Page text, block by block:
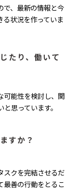
で、最新の情報と今
る状況を作っていま
たり、働いて
可能性を検討し、関
思っています。
すか？
スクを完結させるだ
最善の行動をとるこ